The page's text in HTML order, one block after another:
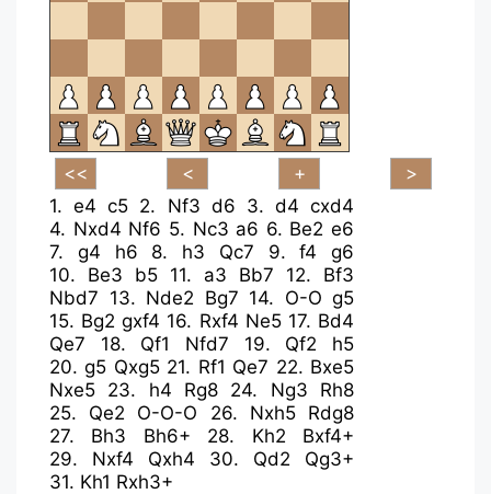
1.e4 c5 2. Nf3 d6 3. d4 cxd4
4. Nxd4 Nf6 5. Nc3 a6 6. Be2 e6
7. g4 h6 8. h3 Qc7 9.f4
g6
10. Be3 b5 11. a3 Bb7 12. Bf3
Nbd7 13. Nde2 Bg7 14. O-O g5
15. Bg2 gxf4 16. Rxf4 Ne5 17. Bd4
Qe7
18. Qf1 Nfd7 19. Qf2
h5
20.g5 Qxg5 21. Rf1 Qe7 22. Bxe5
Nxe5 23. h4 Rg8 24. Ng3
Rh8
25. Qe2 O-O-O 26. Nxh5
Rdg8
27. Bh3 Bh6+ 28. Kh2
Bxf4+
29. Nxf4 Qxh4 30. Qd2
Qg3+
31. Kh1 Rxh3+